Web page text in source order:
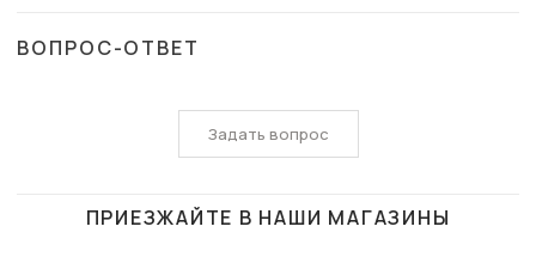
ВОПРОС-ОТВЕТ
Задать вопрос
ПРИЕЗЖАЙТЕ В НАШИ МАГАЗИНЫ